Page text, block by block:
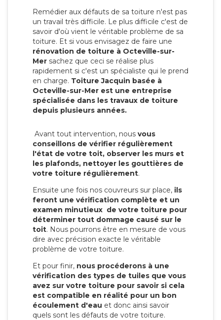
Remédier aux défauts de sa toiture n'est pas
un travail très difficile. Le plus difficile c'est de
savoir d'où vient le véritable problème de sa
toiture. Et si vous envisagez de faire une
rénovation de toiture à Octeville-sur-
Mer sachez que ceci se réalise plus
rapidement si c'est un spécialiste qui le prend
en charge. Toiture Jacquin basée à
Octeville-sur-Mer est une entreprise
spécialisée dans les travaux de toiture
depuis plusieurs années.
Avant tout intervention, nous vous
conseillons de vérifier régulièrement
l'état de votre toit, observer les murs et
les plafonds, nettoyer les gouttières de
votre toiture régulièrement.
Ensuite une fois nos couvreurs sur place, ils
feront une vérification complète et un
examen minutieux de votre toiture pour
déterminer tout dommage causé sur le
toit. Nous pourrons être en mesure de vous
dire avec précision exacte le véritable
problème de votre toiture.
Et pour finir, nous procéderons à une
vérification des types de tuiles que vous
avez sur votre toiture pour savoir si cela
est compatible en réalité pour un bon
écoulement d'eau et donc ainsi savoir
quels sont les défauts de votre toiture.